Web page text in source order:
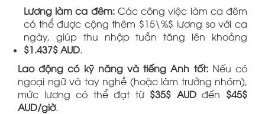
Lương làm ca đêm:Các công việc làm ca đêm
có thể được cộng thêm $15\%$ lương so với ca
ngày, giúp thu nhập tuần tăng lên khoảng
$1.437$ AUD.
Lao động có kỹ năng và tiếng Anh tốt:Nếu có
ngoại ngữ và tay nghề (hoặc làm trưởng nhóm),
mức lương có thể đạt từ $35$ AUDđến $45$
AUD/giờ.